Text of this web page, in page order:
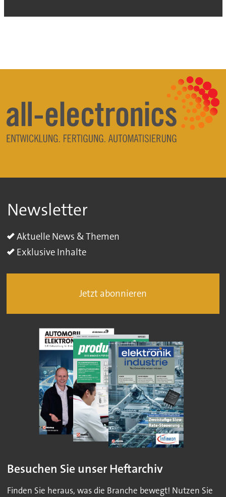
Newsletter
Aktuelle News & Themen
Exklusive Inhalte
Jetzt abonnieren
Besuchen Sie unser Heftarchiv
Finden Sie heraus, was die Branche bewegt! Nutzen Sie